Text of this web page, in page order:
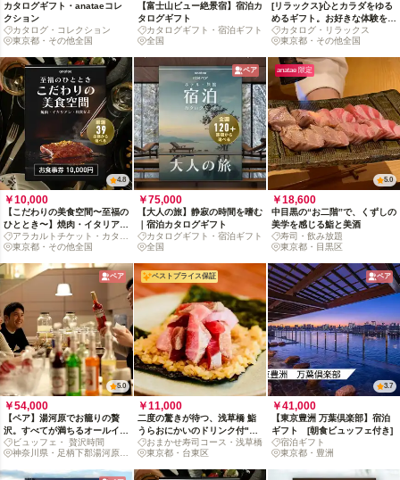
カタログギフト・anataeコレ
クション
カタログ・コレクション
東京都・その他全国
【富士山ビュー絶景宿】宿泊カ
タログギフト
カタログギフト・宿泊ギフト
全国
[リラックス]心とカラダをゆる
めるギフト。お好きな体験を選
んで！
カタログ・リラックス
東京都・その他全国
4.8
￥10,000
【こだわりの美食空間〜至福の
ひととき〜】焼肉・イタリア
ン・和食など、厳選39店舗か
ら選べるお食事券 10,000円
アラカルトチケット・カタロ
グ
東京都・その他全国
ペア
￥75,000
【大人の旅】静寂の時間を嗜む
｜宿泊カタログギフト
カタログギフト・宿泊ギフト
全国
anatae 限定
5.0
￥18,600
中目黒の“お二階”で、くずしの
美学を感じる鮨と美酒
寿司・飲み放題
東京都・目黒区
ペア
5.0
￥54,000
【ペア】湯河原でお籠りの贅
沢。すべてが満ちるオールイン
クルーシブ紀行
ビュッフェ・ 贅沢時間
神奈川県・足柄下郡湯河原町
ベストプライス保証
￥11,000
二度の驚きが待つ、浅草橋 鮨
うらおにかいのドリンク付"く
ずし鮨"コース（時間指定あ
り）
おまかせ寿司コース・浅草橋
東京都・台東区
ペア
3.7
￥41,000
【東京豊洲 万葉倶楽部】宿泊
ギフト [朝食ビュッフェ付き]
宿泊ギフト
東京都・豊洲